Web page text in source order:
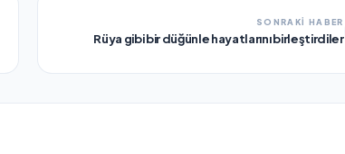
SONRAKİ HABER
Rüya gibi bir düğünle hayatlarını birleştirdiler